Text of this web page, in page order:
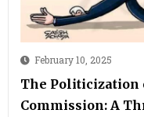
February 10, 2025
The Politicization
Commission: A